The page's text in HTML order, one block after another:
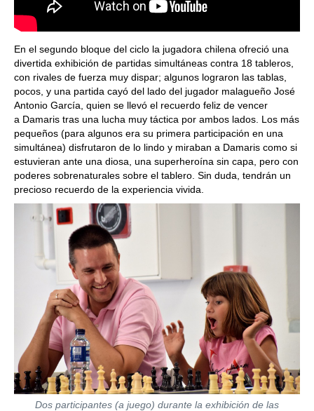
En el segundo bloque del ciclo la jugadora chilena ofreció una
divertida exhibición de partidas simultáneas contra 18 tableros,
con rivales de fuerza muy dispar; algunos lograron las tablas,
pocos, y una partida cayó del lado del jugador malagueño José
Antonio García, quien se llevó el recuerdo feliz de vencer
a Damaris tras una lucha muy táctica por ambos lados. Los más
pequeños (para algunos era su primera participación en una
simultánea) disfrutaron de lo lindo y miraban a Damaris como si
estuvieran ante una diosa, una superheroína sin capa, pero con
poderes sobrenaturales sobre el tablero. Sin duda, tendrán un
precioso recuerdo de la experiencia vivida.
Dos participantes (a juego) durante la exhibición de las